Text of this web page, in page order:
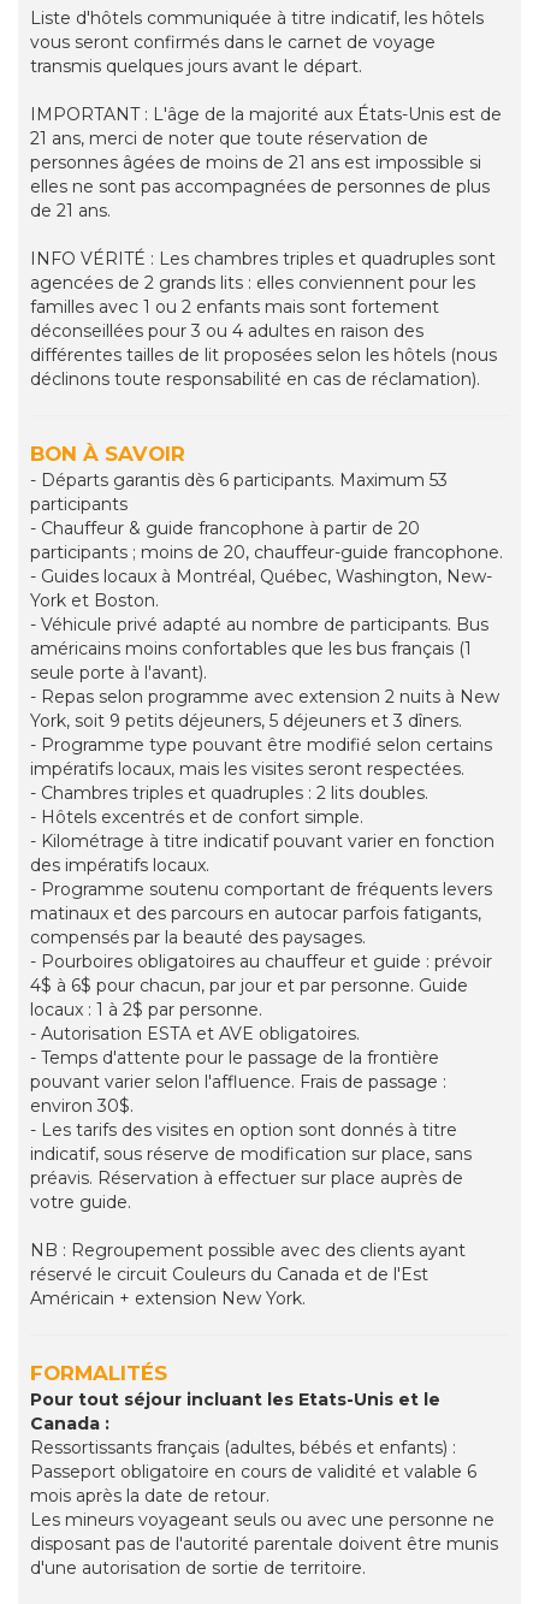
Liste d'hôtels communiquée à titre indicatif, les hôtels
vous seront confirmés dans le carnet de voyage
transmis quelques jours avant le départ.
IMPORTANT : L'âge de la majorité aux États-Unis est de
21 ans, merci de noter que toute réservation de
personnes âgées de moins de 21 ans est impossible si
elles ne sont pas accompagnées de personnes de plus
de 21 ans.
INFO VÉRITÉ : Les chambres triples et quadruples sont
agencées de 2 grands lits : elles conviennent pour les
familles avec 1 ou 2 enfants mais sont fortement
déconseillées pour 3 ou 4 adultes en raison des
différentes tailles de lit proposées selon les hôtels (nous
déclinons toute responsabilité en cas de réclamation).
BON À SAVOIR
- Départs garantis dès 6 participants. Maximum 53
participants
- Chauffeur & guide francophone à partir de 20
participants ; moins de 20, chauffeur-guide francophone.
- Guides locaux à Montréal, Québec, Washington, New-
York et Boston.
- Véhicule privé adapté au nombre de participants. Bus
américains moins confortables que les bus français (1
seule porte à l'avant).
- Repas selon programme avec extension 2 nuits à New
York, soit 9 petits déjeuners, 5 déjeuners et 3 dîners.
- Programme type pouvant être modifié selon certains
impératifs locaux, mais les visites seront respectées.
- Chambres triples et quadruples : 2 lits doubles.
- Hôtels excentrés et de confort simple.
- Kilométrage à titre indicatif pouvant varier en fonction
des impératifs locaux.
- Programme soutenu comportant de fréquents levers
matinaux et des parcours en autocar parfois fatigants,
compensés par la beauté des paysages.
- Pourboires obligatoires au chauffeur et guide : prévoir
4$ à 6$ pour chacun, par jour et par personne. Guide
locaux : 1 à 2$ par personne.
- Autorisation ESTA et AVE obligatoires.
- Temps d'attente pour le passage de la frontière
pouvant varier selon l'affluence. Frais de passage :
environ 30$.
- Les tarifs des visites en option sont donnés à titre
indicatif, sous réserve de modification sur place, sans
préavis. Réservation à effectuer sur place auprès de
votre guide.
NB : Regroupement possible avec des clients ayant
réservé le circuit Couleurs du Canada et de l'Est
Américain + extension New York.
FORMALITÉS
Pour tout séjour incluant les Etats-Unis et le
Canada :
Ressortissants français (adultes, bébés et enfants) :
Passeport obligatoire en cours de validité et valable 6
mois après la date de retour.
Les mineurs voyageant seuls ou avec une personne ne
disposant pas de l'autorité parentale doivent être munis
d'une autorisation de sortie de territoire.